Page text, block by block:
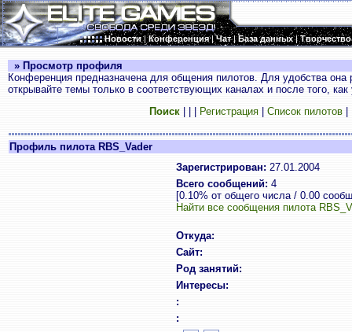
Новости|Конференция|Чат|База данных|Творчество
» Просмотр профиля
Конференция предназначена для общения пилотов. Для удобства
открывайте темы только в соответствующих каналах и после того,
Поиск
Регистрация Список пилотов
Профиль пилота RBS_Vader
Зарегистрирован: 27.01.2004
Всего сообщений: 4
[0.10% от общего числа / 0.00
Найти все сообщения пилота
Откуда:
Сайт:
Род занятий:
Интересы:
:
: